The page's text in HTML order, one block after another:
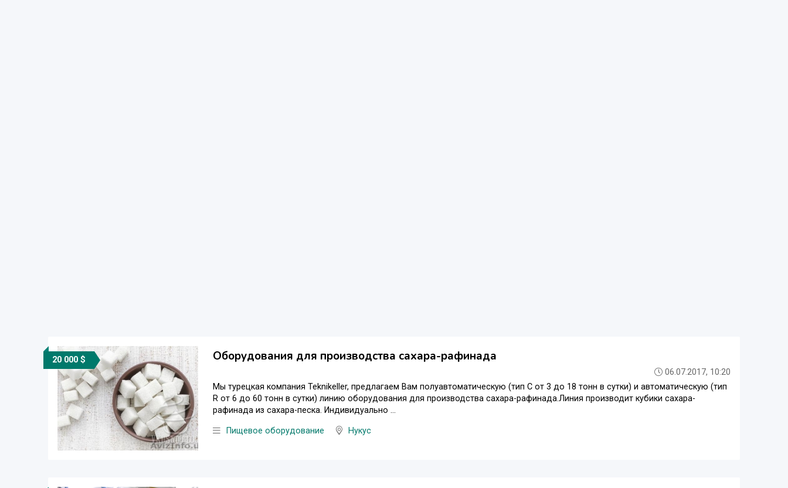
20 000 $ Оборудования для производства сахара-рафинада
06.07.2017, 10:20
Мы турецкая компания Teknikeller, предлагаем Вам полуавтоматическую (тип С от 3 до 18 тонн в сутки) и автоматическую (тип
R от 6 до 60 тонн в сутки) линию оборудования для производства сахара-рафинада.Линия производит кубики сахара-
рафинада из сахара-песка. Индивидуально ...
Пищевое оборудование Нукус